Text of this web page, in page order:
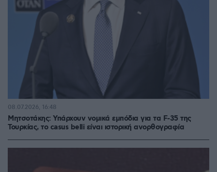
Μητσοτάκης: Υπάρχουν νομικά εμπόδια για τα F-35 της
Τουρκίας, το casus belli είναι ιστορική ανορθογραφία
08.07.2026, 16:48